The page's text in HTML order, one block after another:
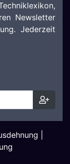
Newsletter
Jederzeit